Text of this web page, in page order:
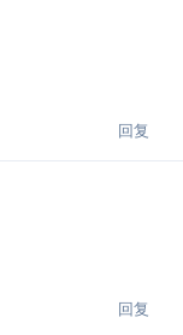
回复
回复